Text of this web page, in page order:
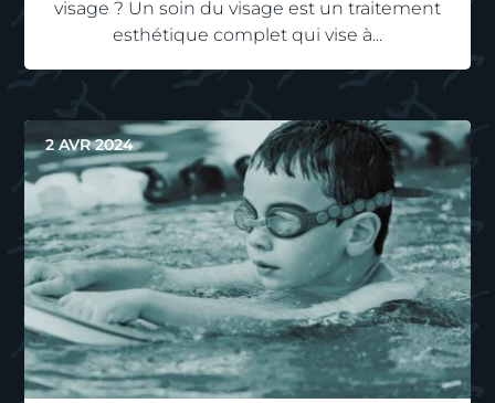
visage ? Un soin du visage est un traitement
esthétique complet qui vise à...
2 AVR 2024